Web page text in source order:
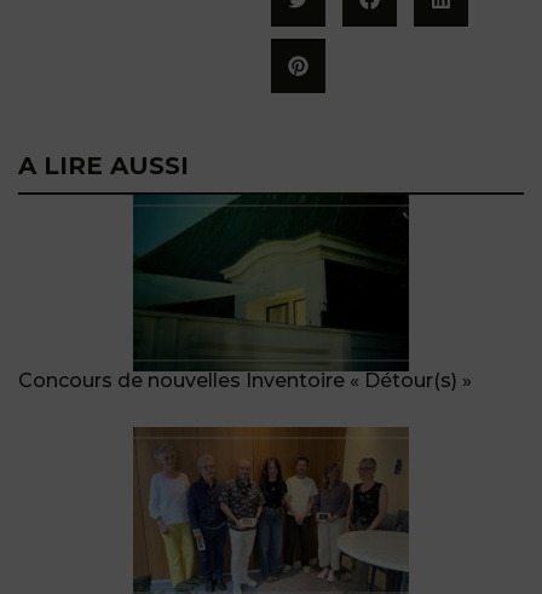
A LIRE AUSSI
Concours de nouvelles Inventoire « Détour(s) »